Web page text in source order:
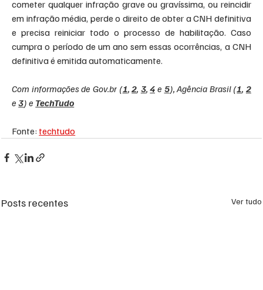
cometer qualquer infração grave ou gravíssima, ou reincidir
em infração média, perde o direito de obter a CNH definitiva
e precisa reiniciar todo o processo de habilitação. Caso
cumpra o período de um ano sem essas ocorrências, a CNH
definitiva é emitida automaticamente.
Com informações de Gov.br (1, 2, 3, 4 e 5), Agência Brasil (1, 2
e 3) e TechTudo
Fonte: techtudo
Posts recentes Ver tudo